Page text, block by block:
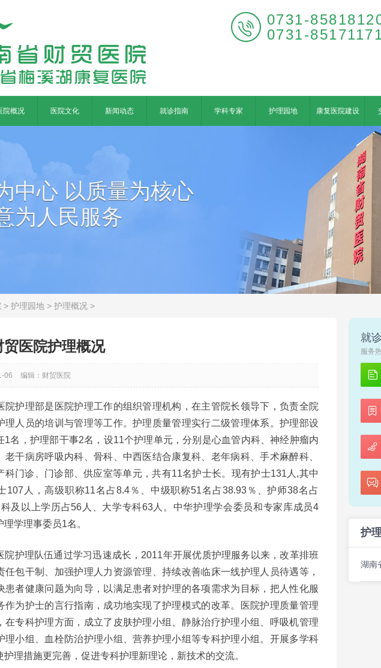

0731-
0731-
院概况 医院文化 新闻动态 就诊指南 学科专家 护理园地 康复医院建设
中心 以质量为核心
为人民服务
> 护理园地 > 护理概况 >
贸医院护理概况
06 编辑：财贸医院
院护理部是医院护理工作的组织管理机构，在主管院长领导下，负责全院
理人员的培训与管理等工作。护理质量管理实行二级管理体系。护理部设
1名，护理部干事2名，设11个护理单元，分别是心血管内科、神经肿瘤内
老干病房呼吸内科、骨科、中西医结合康复科、老年病科、手术麻醉科、
科门诊、门诊部、供应室等单元，共有11名护士长。现有护士131人,其中
107人，高级职称11名占8.4％、中级职称51名占38.93％、护师38名占
及以上学历占56人、大学专科63人。中华护理学会委员和专家库成员4
学理事委员1名。
院护理队伍通过学习迅速成长，2011年开展优质护理服务以来，改革排班
任包干制、加强护理人力资源管理、持续改善临床一线护理人员待遇等，
患者健康问题为向导，以满足患者对护理的各项需求为目标，把人性化服
作为护士的言行指南，成功地实现了护理模式的改革。医院护理质量管理
在专科护理方面，成立了皮肤护理小组、静脉治疗护理小组、呼吸机管理
理小组、血栓防治护理小组、营养护理小组等专科护理小组。开展多学科
护理措施更完善，促进专科护理新理论，新技术的交流。
就
服务
知
护
湖南